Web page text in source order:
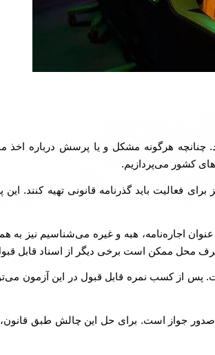
هرگونه مشکل و یا پرسش درباره اخذ
باید گذرنامه قانونی تهیه کنند. این
اجاره‌نامه، هبه و غیره می‌شناسیم نیز به
عرف محل ممکن است برخی دیگر از اسناد قابل
از کسب نمره قابل قبول در این آزمون
جواز است. برای حل این چالش طبق قانون،